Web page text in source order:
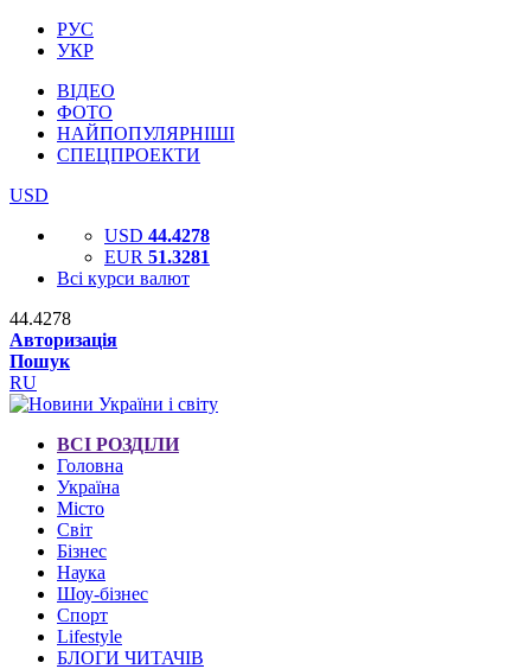
РУС
УКР
ВІДЕО
ФОТО
НАЙПОПУЛЯРНІШІ
СПЕЦПРОЕКТИ
USD
USD 44.4278
EUR 51.3281
Всі курси валют
44.4278
Авторизація
Пошук
RU
ВСІ РОЗДІЛИ
Головна
Україна
Місто
Світ
Бізнес
Наука
Шоу-бізнес
Спорт
Lifestyle
БЛОГИ ЧИТАЧІВ